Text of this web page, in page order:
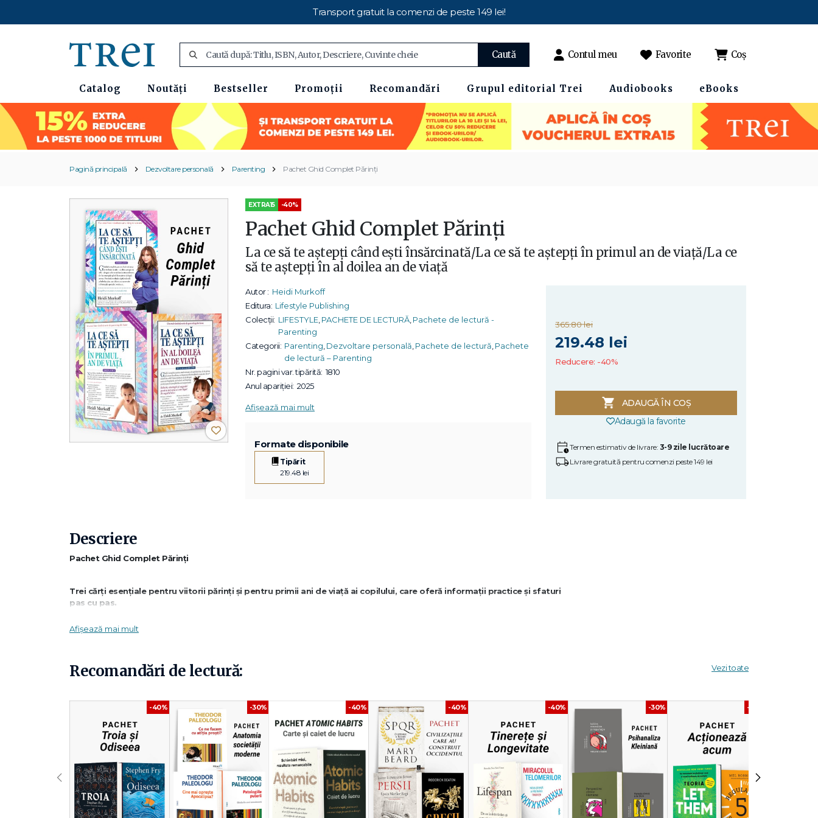
Transport gratuit la comenzi de peste 149 lei!
Caută Contul meu Favorite Coș
Catalog Noutăți Bestseller Promoții Recomandări Grupul editorial Trei Audiobooks eBooks
Pagină principală Dezvoltare personală Parenting Pachet Ghid Complet Părinți
EXTRA15 -40%
Pachet Ghid Complet Părinți
La ce să te aștepți când ești însărcinată/La ce să te aștepți în primul an de viață/La ce
să te aștepți în al doilea an de viață
Autor : Heidi Murkoff
Editura: Lifestyle Publishing
Colecții: LIFESTYLE, PACHETE DE LECTURĂ, Pachete de lectură -
Parenting
Categorii: Parenting Dezvoltare personală Pachete de lectură Pachete
de lectură – Parenting
Nr. pagini var. tipărită: 1810
Anul apariției: 2025
Afișează mai mult
Formate disponibile
Tipărit
219.48 lei
365.80 lei
219.48 lei
Reducere: -40%
ADAUGĂ ÎN COȘ
Adaugă la favorite
Termen estimativ de livrare: 3-9 zile lucrătoare
Livrare gratuită pentru comenzi peste 149 lei
Descriere
Pachet Ghid Complet Părinți
Trei cărți esențiale pentru viitorii părinți și pentru primii ani de viață ai copilului, care oferă informații practice și sfaturi
pas cu pas.
Află la ce să te aștepți în timpul sarcinii și în primii doi ani de viață ai copilului.
La ce să te aștepți când ești însărcinată – Heidi Murkoff
O carte clasică care ghidează viitoarele mame prin fiecare etapă a sarcinii, explicând schimbările fizice și emoționale și oferind sfaturi
practice pentru o experiență cât mai sigură și sănătoasă.
✔La ce să te aștepți în primul an de viață – Heidi Murkoff
Un ghid detaliat pentru părinți despre creșterea copilului în primele 12 luni, acoperind sănătatea, dezvoltarea, alimentația și somnul
bebelușului.
Afișează mai mult
Recomandări de lectură: Vezi toate
-40% -30% -40% -40% -40% -30% -40%
‹ ›